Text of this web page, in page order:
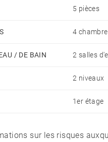
5 pièces
4
/ DE BAIN 2 salles
2 niveaux
1er étage
sur les risques